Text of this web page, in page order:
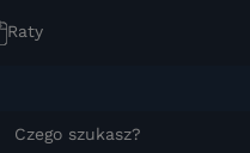
Raty